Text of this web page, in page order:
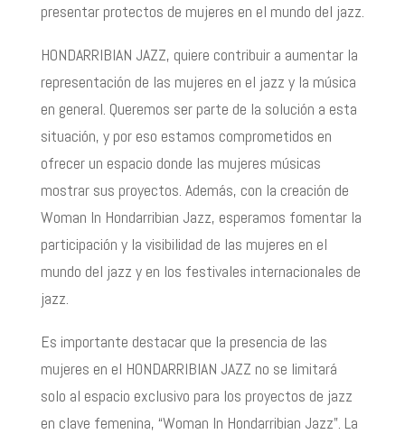
presentar protectos de mujeres en el mundo del jazz.
HONDARRIBIAN JAZZ, quiere contribuir a aumentar la
representación de las mujeres en el jazz y la música
en general. Queremos ser parte de la solución a esta
situación, y por eso estamos comprometidos en
ofrecer un espacio donde las mujeres músicas
mostrar sus proyectos. Además, con la creación de
Woman In Hondarribian Jazz, esperamos fomentar la
participación y la visibilidad de las mujeres en el
mundo del jazz y en los festivales internacionales de
jazz.
Es importante destacar que la presencia de las
mujeres en el HONDARRIBIAN JAZZ no se limitará
solo al espacio exclusivo para los proyectos de jazz
en clave femenina, “Woman In Hondarribian Jazz”. La